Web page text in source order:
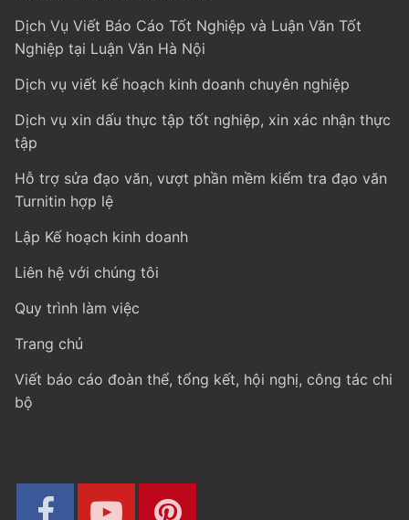
Dịch Vụ Viết Báo Cáo Tốt Nghiệp và Luận Văn Tốt
Nghiệp tại Luận Văn Hà Nội
Dịch vụ viết kế hoạch kinh doanh chuyên nghiệp
Dịch vụ xin dấu thực tập tốt nghiệp, xin xác nhận thực
tập
Hỗ trợ sửa đạo văn, vượt phần mềm kiểm tra đạo văn
Turnitin hợp lệ
Lập Kế hoạch kinh doanh
Liên hệ với chúng tôi
Quy trình làm việc
Trang chủ
Viết báo cáo đoàn thể, tổng kết, hội nghị, công tác chi
bộ